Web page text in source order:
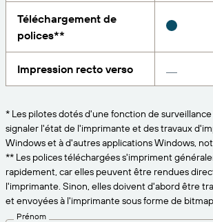
PRODUIT
Tarification
Spécifications techniques
Enregistrement du produit
Connecteurs d’impression
Normes prises en charge
Amazon Transparency
Présentation des solutions
CONNECTER
À propos de nous
Salle de presse
Modèle de maturité pour
traçabilité
Bénéficiez d’un niveau d’assistance
besoins de votre entreprise.
Téléchargement de
polices**
Impression recto verso
* Les pilotes dotés d'une fonction de
signaler l'état de l'imprimante et des travaux
Windows et à d'autres applications Windows,
** Les polices téléchargées s'impriment
rapidement, car elles peuvent être rendues
l'imprimante. Sinon, elles doivent d'abord être
et envoyées à l'imprimante sous forme de
Prénom